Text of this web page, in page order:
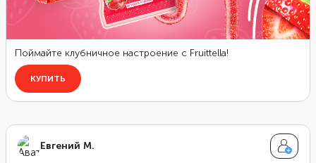
Евгений М.